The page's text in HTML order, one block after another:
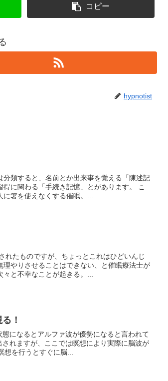
コピー
hypnotist
類すると、名前とか出来事を覚える「陳述記
に関わる「手続き記憶」とがあります。 こ
箸を使えなくする催眠。...
れたものですが、ちょっとこれはひどいんじ
やりさせることはできない、と催眠療法士が
と不幸なことが起きる。...
！
になるとアルファ波が優勢になると言われて
れますが、ここでは瞑想により実際に脳波が
想を行うとすぐに脳...